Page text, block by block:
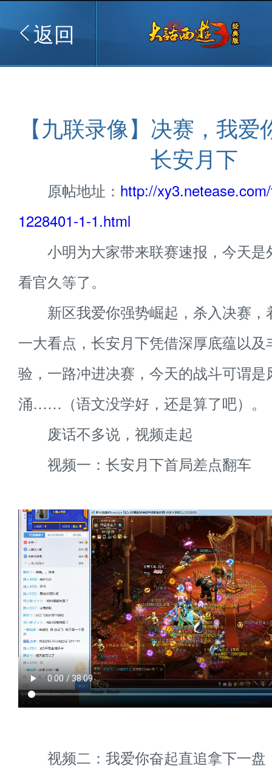
返回
【九联录像】决赛，我爱
长安月下
原帖地址： http://
1228401-1-1.html
小明为大家带来联赛速报，今天是
看官久等了。
新区我爱你强势崛起，杀入决赛，
一大看点，长安月下凭借深厚底蕴以及
验，一路冲进决赛，今天的战斗可谓是
涌……（语文没学好，还是算了吧）。
废话不多说，视频走起
视频一：长安月下首局差点翻车
视频二：我爱你奋起直追拿下一盘